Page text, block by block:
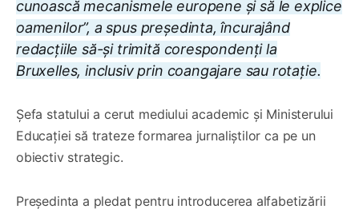
cunoască mecanismele europene și să le explice
oamenilor”, a spus președinta, încurajând
redacțiile să-și trimită corespondenți la
Bruxelles, inclusiv prin coangajare sau rotație.
Șefa statului a cerut mediului academic și Ministerului
Educației să trateze formarea jurnaliștilor ca pe un
obiectiv strategic.
Președinta a pledat pentru introducerea alfabetizării